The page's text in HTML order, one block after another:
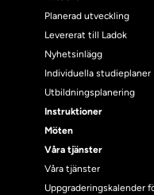
Planerad utveckling
Levererat till Ladok
Nyhetsinlägg
Individuella studieplaner
Utbildningsplanering
Instruktioner
Möten
Våra tjänster
Våra tjänster
Uppgraderingskalender